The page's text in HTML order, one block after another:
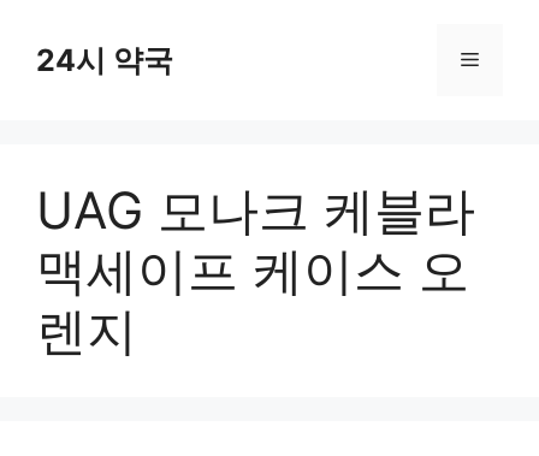
24시 약국 메
UAG 모나크 케블라
맥세이프 케이스 오
렌지